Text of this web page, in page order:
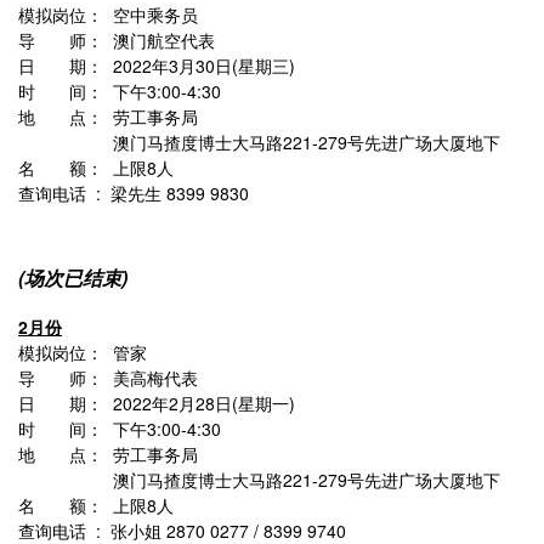
模拟岗位： 空中乘务员
导 师： 澳门航空代表
日 期： 2022年3月30日(星期三)
时 间： 下午3:00-4:30
地 点： 劳工事务局
澳门马揸度博士大马路221-279号先进广场大厦地下
名 额： 上限8人
查询电话 : 梁先生 8399 9830
(场次已结束)
2月份
模拟岗位： 管家
导 师： 美高梅代表
日 期： 2022年2月28日(星期一)
时 间： 下午3:00-4:30
地 点： 劳工事务局
澳门马揸度博士大马路221-279号先进广场大厦地下
名 额： 上限8人
查询电话 : 张小姐 2870 0277 / 8399 9740